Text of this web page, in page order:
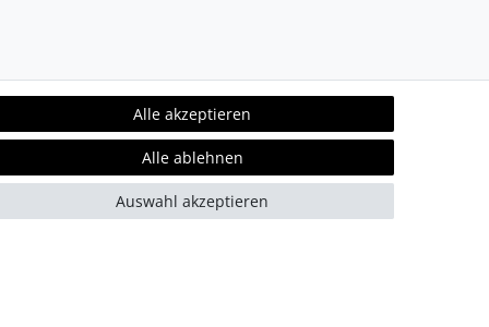
Kontakt Team
Alle akzeptieren
Alle ablehnen
Auswahl akzeptieren